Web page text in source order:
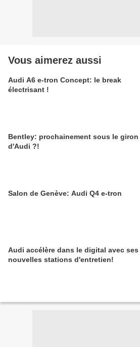
Vous aimerez aussi
Audi A6 e-tron Concept: le break
électrisant !
Bentley: prochainement sous le giron
d'Audi ?!
Salon de Genève: Audi Q4 e-tron
Audi accélère dans le digital avec ses
nouvelles stations d'entretien!